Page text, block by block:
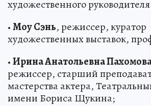
художественного
•Моу Сэнь, режиссер, куратор
художественных выставок,
•Ирина Анатольевна
режиссер, старший
мастерства актера,
имени Бориса Щукина;